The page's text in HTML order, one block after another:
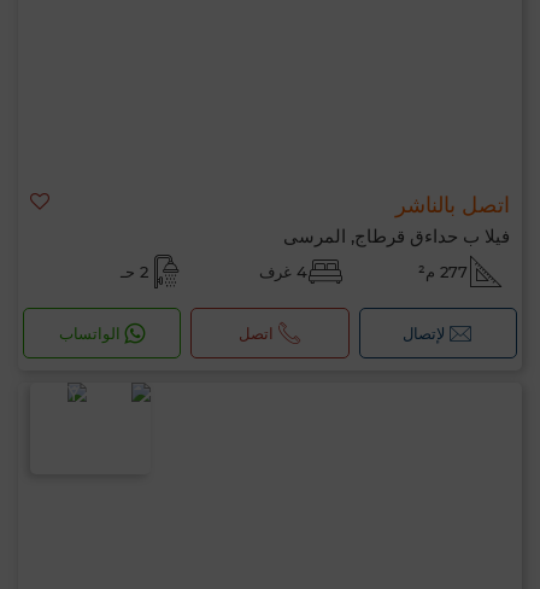
اتصل بالناشر
فيلا ب حداءق قرطاج, المرسى
277 م² 4 غرف 2 حـ
لإتصال اتصل الواتساب